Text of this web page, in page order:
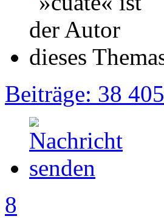
Beiträge: 38 405
8